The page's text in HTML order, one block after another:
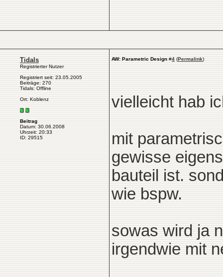
Tidals
Registrierter Nutzer
Registriert seit: 23.05.2005
Beiträge: 270
Tidals: Offline
Ort: Koblenz
Beitrag
Datum: 30.06.2008
Uhrzeit: 20:33
ID: 29515
AW: Parametric Design #4 (Permalink)
vielleicht hab
mit
gewisse
bauteil ist.
wie bspw.
sowas wird ja
irgendwie mit